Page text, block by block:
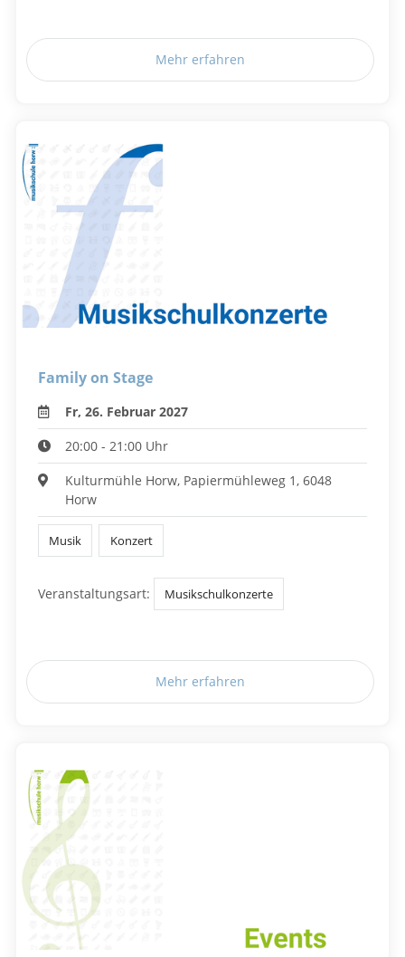
Mehr erfahren
Family on Stage
Fr, 26. Februar 2027
20:00 - 21:00 Uhr
Kulturmühle Horw, Papiermühleweg 1, 6048
Horw
Musik Konzert
Veranstaltungsart: Musikschulkonzerte
Mehr erfahren